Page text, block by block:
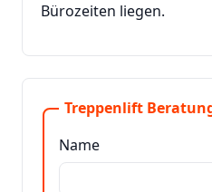
Bürozeiten liegen.
Treppenlift
Name